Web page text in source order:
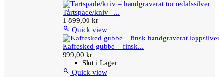
Tårtspade/kniv –...
1 899,00 kr
 Quick view
Kaffesked gubbe – finsk...
999,00 kr
Slut i Lager
 Quick view